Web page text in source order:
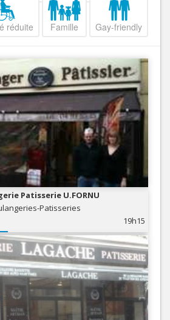
réduite Famille Gay-friendly
Patisserie U.FORNU
Patisseries
19h15